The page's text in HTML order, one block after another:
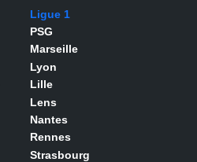
Ligue 1
PSG
Marseille
Lyon
Lille
Lens
Nantes
Rennes
Strasbourg